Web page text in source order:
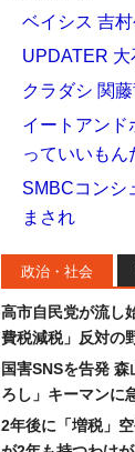
ベイシス 吉
UPDATER
クラダシ 関
イートアンド
っていいもん
SMBCコンシ
まされ
政治・社会
高市自民党が流し
費税減税」反対の
国害SNSを告発
ろし」キーマンに
2年後に「増税」